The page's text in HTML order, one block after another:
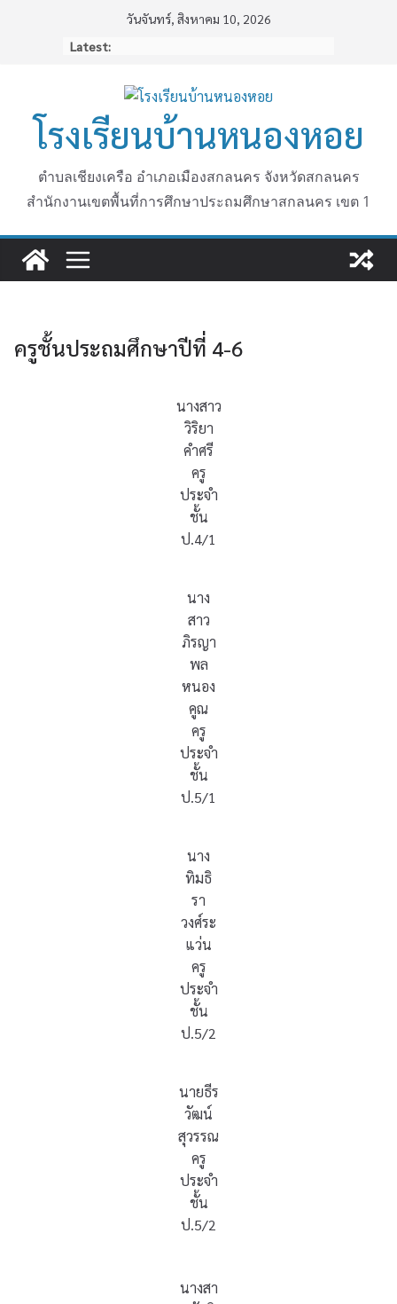
วันจันทร์, สิงหาคม 10, 2026
Latest:
โรงเรียนบ้านหนองหอย
ตำบลเชียงเครือ อำเภอเมืองสกลนคร จังหวัดสกลนคร
สำนักงานเขตพื้นที่การศึกษาประถมศึกษาสกลนคร เขต 1
ครูชั้นประถมศึกษาปีที่ 4-6
นางสาว
วิริยา
คำศรี
ครู
ประจำ
ชั้น
ป.4/1
นาง
สาว
ภิรญา
พล
หนอง
คูณ
ครู
ประจำ
ชั้น
ป.5/1
นาง
ทิมธิ
รา
วงศ์ระ
แว่น
ครู
ประจำ
ชั้น
ป.5/2
นายธีร
วัฒน์
สุวรรณ
ครู
ประจำ
ชั้น
ป.5/2
นางสา